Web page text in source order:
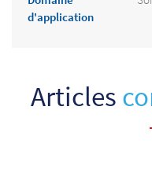
d'application
Articles